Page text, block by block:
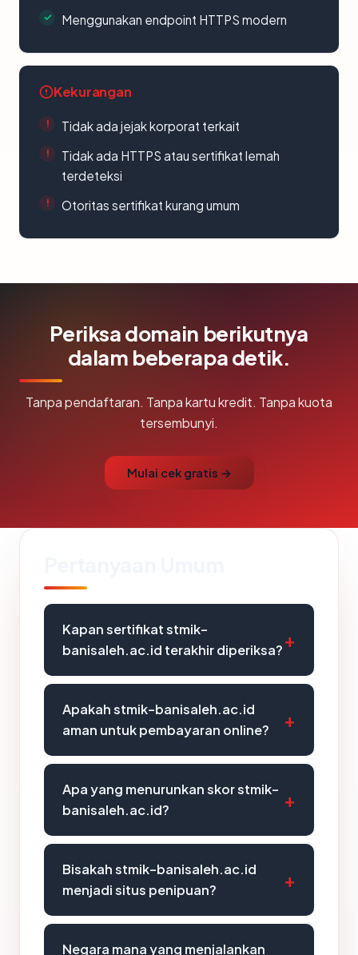
Menggunakan endpoint HTTPS modern
Kekurangan
Tidak ada jejak korporat terkait
Tidak ada HTTPS atau sertifikat lemah
terdeteksi
Otoritas sertifikat kurang umum
Periksa domain berikutnya
dalam beberapa detik.
Tanpa pendaftaran. Tanpa kartu kredit. Tanpa kuota
tersembunyi.
Mulai cek gratis →
Kapan sertifikat stmik-
banisaleh.ac.id terakhir diperiksa?
Apakah stmik-banisaleh.ac.id
aman untuk pembayaran online?
Apa yang menurunkan skor stmik-
banisaleh.ac.id?
Bisakah stmik-banisaleh.ac.id
menjadi situs penipuan?
Negara mana yang menjalankan